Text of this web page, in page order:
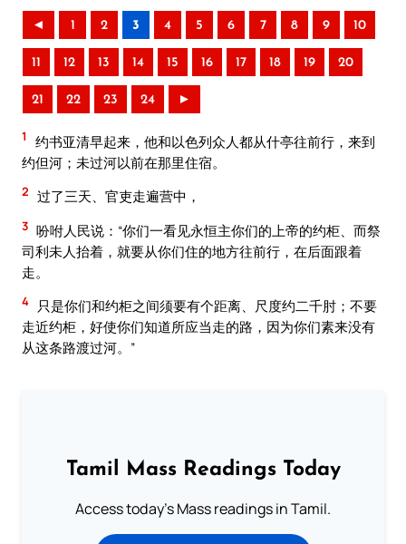
◄ 1 2 3 4 5 6 7 8 9 10
11 12 13 14 15 16 17 18 19 20
21 22 23 24 ►
1
约书亚清早起来，他和以色列众人都从什亭往前行，来到
约但河；未过河以前在那里住宿。
2 过了三天、官吏走遍营中，
3 吩咐人民说：“你们一看见永恒主你们的上帝的约柜、而祭
司利未人抬着，就要从你们住的地方往前行，在后面跟着
走。
4
只是你们和约柜之间须要有个距离、尺度约二千肘；不要
走近约柜，好使你们知道所应当走的路，因为你们素来没有
从这条路渡过河。”
Tamil Mass Readings Today
Access today's Mass readings in Tamil.